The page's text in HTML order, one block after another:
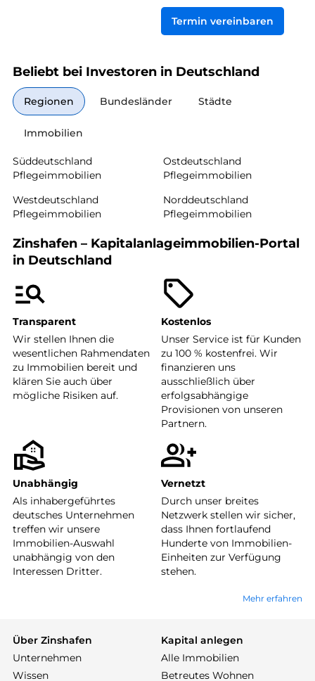
Termin vereinbaren
Beliebt bei Investoren in Deutschland
Regionen Bundesländer Städte
Immobilien
Süddeutschland
Pflegeimmobilien
Ostdeutschland
Pflegeimmobilien
Westdeutschland
Pflegeimmobilien
Norddeutschland
Pflegeimmobilien
Zinshafen – Kapitalanlageimmobilien-Portal
in Deutschland
Transparent
Wir stellen Ihnen die
wesentlichen Rahmendaten
zu Immobilien bereit und
klären Sie auch über
mögliche Risiken auf.
Kostenlos
Unser Service ist für Kunden
zu 100 % kostenfrei. Wir
finanzieren uns
ausschließlich über
erfolgsabhängige
Provisionen von unseren
Partnern.
Unabhängig
Als inhabergeführtes
deutsches Unternehmen
treffen wir unsere
Immobilien-Auswahl
unabhängig von den
Interessen Dritter.
Vernetzt
Durch unser breites
Netzwerk stellen wir sicher,
dass Ihnen fortlaufend
Hunderte von Immobilien-
Einheiten zur Verfügung
stehen.
Mehr erfahren
Über Zinshafen
Unternehmen
Wissen
Kapital anlegen
Alle Immobilien
Betreutes Wohnen